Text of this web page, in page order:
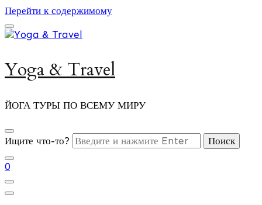
Перейти к содержимому
Yoga & Travel
ЙОГА ТУРЫ ПО ВСЕМУ МИРУ
Ищите что-то?
0